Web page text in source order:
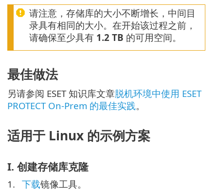
请注意，存储库的大小不断增长，中间目
录具有相同的大小。在开始该过程之前，
请确保至少具有 1.2 TB 的可用空间。
最佳做法
另请参阅 ESET 知识库文章脱机环境中使用 ESET
PROTECT On-Prem 的最佳实践。
适用于 Linux 的示例方案
I. 创建存储库克隆
1. 下载镜像工具。